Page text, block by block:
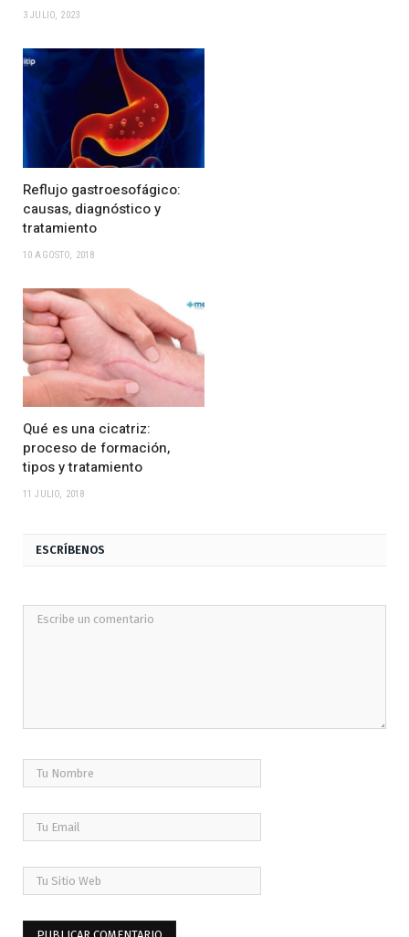
3 JULIO, 2023
Reflujo gastroesofágico:
causas, diagnóstico y
tratamiento
10 AGOSTO, 2018
Qué es una cicatriz:
proceso de formación,
tipos y tratamiento
11 JULIO, 2018
ESCRÍBENOS